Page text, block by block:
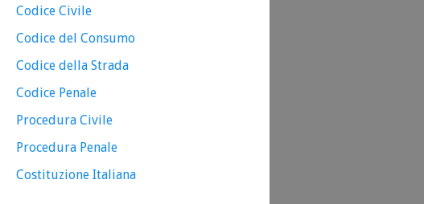
Codice Civile
Codice del Consumo
Codice della Strada
Codice Penale
Procedura Civile
Procedura Penale
Costituzione Italiana